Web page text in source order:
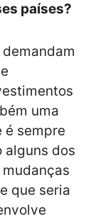
países?
uma
é sempre
alguns dos
que seria